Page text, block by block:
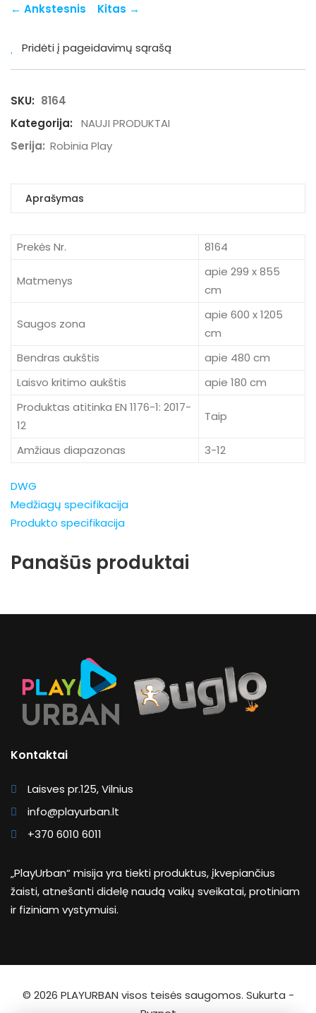
← Ankstesnis Kitas →
Pridėti į pageidavimų sąrašą
SKU: 8164
Kategorija:
NAUJI PRODUKTAI
Serija: Robinia Play
Aprašymas
Prekės Nr. 8164
Matmenys
apie 299 x 855
cm
Saugos zona
apie 600 x 1205
cm
Bendras aukštis
apie 480 cm
Laisvo kritimo aukštis
apie 180 cm
Produktas atitinka EN 1176-1: 2017-
12
Taip
Amžiaus diapazonas 3-12
DWG
Medžiagų specifikacija
Produkto specifikacija
Panašūs produktai
Kontaktai
Laisves pr.125, Vilnius
info@playurban.lt
+370 6010 6011
„PlayUrban“ misija yra tiekti produktus, įkvepiančius
žaisti, atnešanti didelę naudą vaikų sveikatai, protiniam
ir fiziniam vystymuisi.
© 2026 PLAYURBAN visos teisės saugomos. Sukurta -